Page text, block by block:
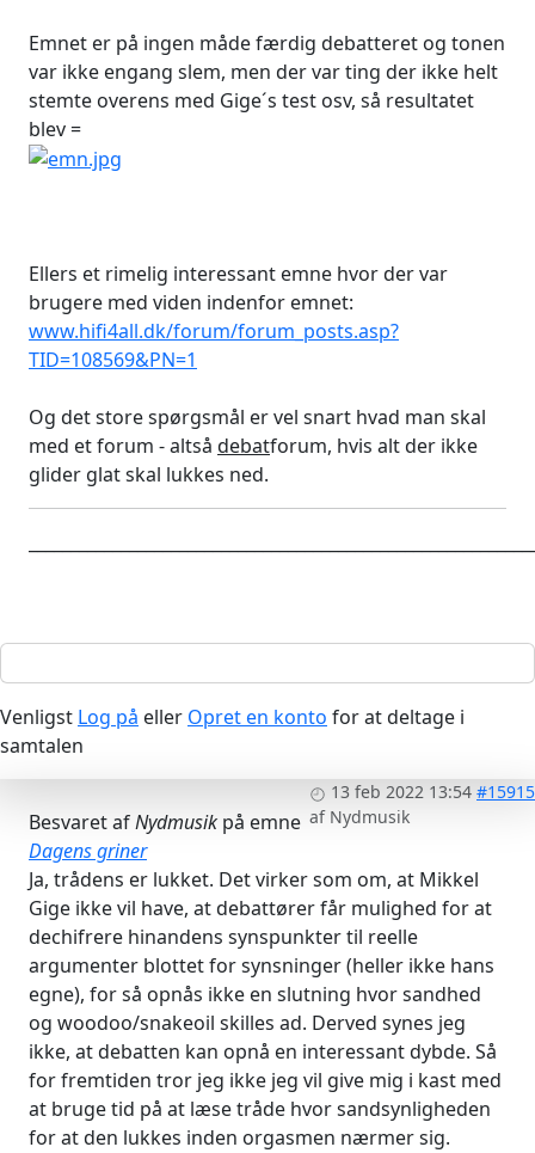
Emnet er på ingen måde færdig debatteret og tonen
var ikke engang slem, men der var ting der ikke helt
stemte overens med Gige´s test osv, så resultatet
blev =
Ellers et rimelig interessant emne hvor der var
brugere med viden indenfor emnet:
www.hifi4all.dk/forum/forum_posts.asp?
TID=108569&PN=1
Og det store spørgsmål er vel snart hvad man skal
med et forum - altså debatforum, hvis alt der ikke
glider glat skal lukkes ned.
Venligst Log på eller Opret en konto for at deltage i
samtalen
13 feb 2022 13:54 #15915
af Nydmusik
Besvaret afNydmusikpå emne
Dagens griner
Ja, trådens er lukket. Det virker som om, at Mikkel
Gige ikke vil have, at debattører får mulighed for at
dechifrere hinandens synspunkter til reelle
argumenter blottet for synsninger (heller ikke hans
egne), for så opnås ikke en slutning hvor sandhed
og woodoo/snakeoil skilles ad. Derved synes jeg
ikke, at debatten kan opnå en interessant dybde. Så
for fremtiden tror jeg ikke jeg vil give mig i kast med
at bruge tid på at læse tråde hvor sandsynligheden
for at den lukkes inden orgasmen nærmer sig.